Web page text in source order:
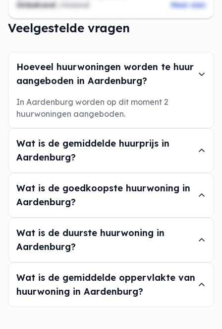
Onbekend
/maand Meer zien
Veelgestelde vragen
Hoeveel huurwoningen worden te huur
aangeboden in Aardenburg?
In Aardenburg worden op dit moment 2
huurwoningen aangeboden.
Wat is de gemiddelde huurprijs in
Aardenburg?
Wat is de goedkoopste huurwoning in
Aardenburg?
Wat is de duurste huurwoning in
Aardenburg?
Wat is de gemiddelde oppervlakte van
huurwoning in Aardenburg?